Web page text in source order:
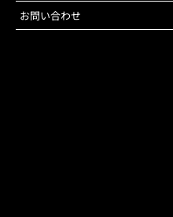
お問い合わせ